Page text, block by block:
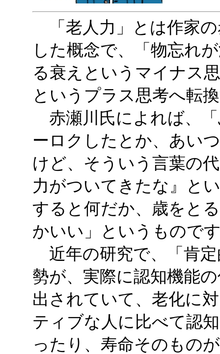
「老人力」とは作家の
した概念で、「物忘れ
る衰えというマイナス
というプラス思考へ転
赤瀬川氏によれば、
ーロクしたとか、あい
けど、そういう言葉の
力がついてきたな』と
すると何だか、歳をと
かいい」というもので
近年の研究で、「肯
勢が、実際に認知機能
出されていて、老化に
ティブな人に比べて認
ったり、寿命そのもの